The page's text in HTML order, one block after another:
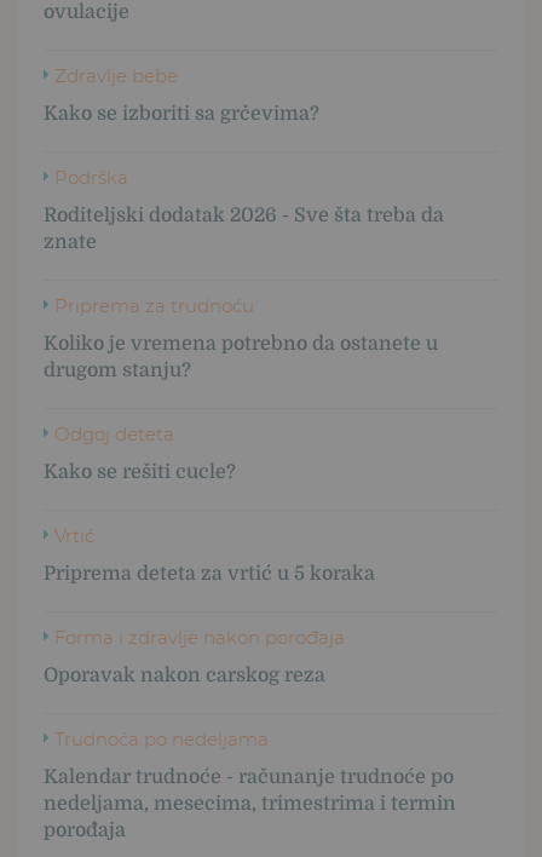
ovulacije
Zdravlje bebe
Kako se izboriti sa grčevima?
Podrška
Roditeljski dodatak 2026 - Sve šta treba da
znate
Priprema za trudnoću
Koliko je vremena potrebno da ostanete u
drugom stanju?
Odgoj deteta
Kako se rešiti cucle?
Vrtić
Priprema deteta za vrtić u 5 koraka
Forma i zdravlje nakon porođaja
Oporavak nakon carskog reza
Trudnoća po nedeljama
Kalendar trudnoće - računanje trudnoće po
nedeljama, mesecima, trimestrima i termin
porođaja